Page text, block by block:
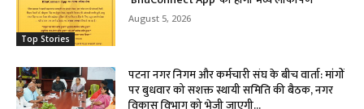
Top Stories
August 5, 2026
पटना नगर निगम और कर्मचारी संघ के बीच वार्ता: मांगों
पर बुधवार को सशक्त स्थायी समिति की बैठक, नगर